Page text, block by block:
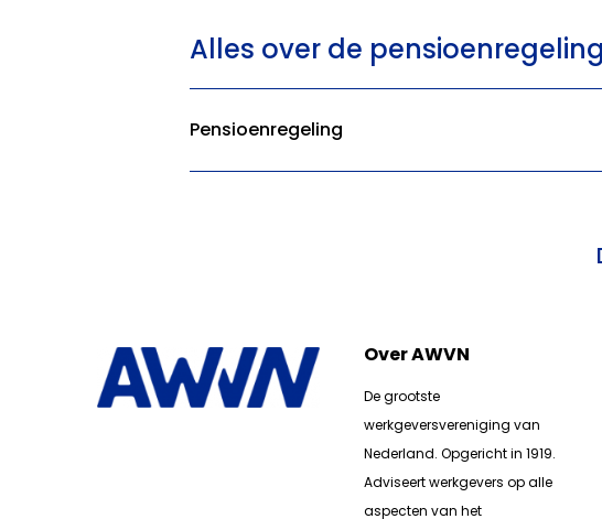
Alles over de pensioenregeling
Pensioenregeling
Over AWVN
De grootste
werkgeversvereniging van
Nederland. Opgericht in 1919.
Adviseert werkgevers op alle
aspecten van het